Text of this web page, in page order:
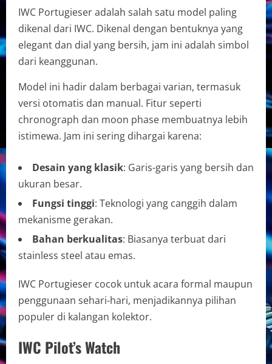
IWC Portugieser adalah salah satu model paling
dikenal dari IWC. Dikenal dengan bentuknya yang
elegant dan dial yang bersih, jam ini adalah simbol
dari keanggunan.
Model ini hadir dalam berbagai varian, termasuk
versi otomatis dan manual. Fitur seperti
chronograph dan moon phase membuatnya lebih
istimewa. Jam ini sering dihargai karena:
Desain yang klasik: Garis-garis yang bersih dan
ukuran besar.
Fungsi tinggi: Teknologi yang canggih dalam
mekanisme gerakan.
Bahan berkualitas: Biasanya terbuat dari
stainless steel atau emas.
IWC Portugieser cocok untuk acara formal maupun
penggunaan sehari-hari, menjadikannya pilihan
populer di kalangan kolektor.
IWC Pilot’s Watch